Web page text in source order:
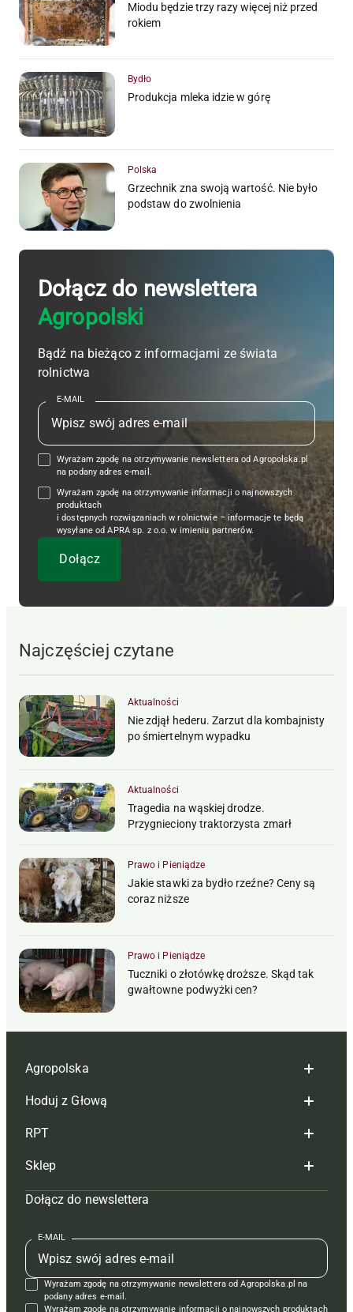
Miodu będzie trzy razy więcej niż przed
rokiem
Bydło
Produkcja mleka idzie w górę
Polska
Grzechnik zna swoją wartość. Nie było
podstaw do zwolnienia
Dołącz do newslettera
Agropolski
Bądź na bieżąco z informacjami ze świata
rolnictwa
E-MAIL
Wyrażam zgodę na otrzymywanie newslettera od Agropolska.pl
na podany adres e-mail.
Wyrażam zgodę na otrzymywanie informacji o najnowszych
produktach
i dostępnych rozwiązaniach w rolnictwie – informacje te będą
wysyłane od APRA sp. z o.o. w imieniu partnerów.
Najczęściej czytane
Aktualności
Nie zdjął hederu. Zarzut dla kombajnisty
po śmiertelnym wypadku
Aktualności
Tragedia na wąskiej drodze.
Przygnieciony traktorzysta zmarł
Prawo i Pieniądze
Jakie stawki za bydło rzeźne? Ceny są
coraz niższe
Prawo i Pieniądze
Tuczniki o złotówkę droższe. Skąd tak
gwałtowne podwyżki cen?
Agropolska
Redakcja
Reklama
Tagi
Mapa serwisu
Kontakt
Regulamin
Polityka prywatności
Hoduj z Głową
Hoduj z głową bydło
Hoduj z głową świnie
Prenumerata
Redakcja
Kontakt
Reklama
RPT
Redakcja
Prenumerata
Reklama
Kontakt
Krzyżówki
Sklep
Czasopisma i prenumerata
Książki
Regulamin
Dołącz do newslettera
E-MAIL
Wyrażam zgodę na otrzymywanie newslettera od Agropolska.pl na
podany adres e-mail.
Wyrażam zgodę na otrzymywanie informacji o najnowszych produktach